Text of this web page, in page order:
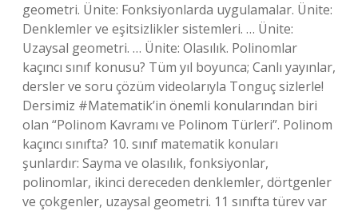
geometri. Ünite: Fonksiyonlarda uygulamalar. Ünite:
Denklemler ve eşitsizlikler sistemleri. … Ünite:
Uzaysal geometri. … Ünite: Olasılık. Polinomlar
kaçıncı sınıf konusu? Tüm yıl boyunca; Canlı yayınlar,
dersler ve soru çözüm videolarıyla Tonguç sizlerle!
Dersimiz #Matematik’in önemli konularından biri
olan “Polinom Kavramı ve Polinom Türleri”. Polinom
kaçıncı sınıfta? 10. sınıf matematik konuları
şunlardır: Sayma ve olasılık, fonksiyonlar,
polinomlar, ikinci dereceden denklemler, dörtgenler
ve çokgenler, uzaysal geometri. 11 sınıfta türev var